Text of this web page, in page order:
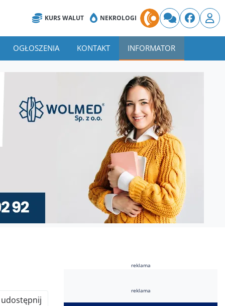
KURS WALUT NEKROLOGI
OGŁOSZENIA KONTAKT INFORMATOR
reklama
reklama